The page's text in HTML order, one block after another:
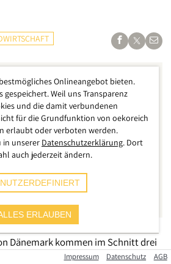
Dänemark kommen im Schnitt drei
von ihnen leben aktuell in dem
Impressum Datenschutz AGB
Onlineangebot bieten.
gespeichert. Weil uns Transparenz
und die damit verbundenen
für die Grundfunktion von oekoreich
erlaubt oder verboten werden.
in unserer Datenschutzerklärung. Dort
auch jederzeit ändern.
ERLAUBEN